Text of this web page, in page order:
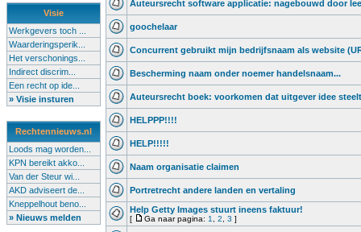
Visie
Werkgevers toch ...
Waarderingsperik...
Het verschonings...
Indirect discrim...
Een recht op ide...
» Visie insturen
Rechtennieuws.nl
Loods mag worden...
KPN bereikt akko...
Van der Steur wi...
AKD adviseert de...
Kneppelhout beno...
» Nieuws melden
Auteursrecht software applicatie: nagebouwd door
goochelaar
Concurrent gebruikt mijn bedrijfsnaam als website
Bescherming naam onder noemer handelsnaam...
Auteursrecht boek: voorkomen dat uitgever idee steelt
HELPPP!!!!
HELP!!!!!
Naam organisatie claimen
Portretrecht andere landen en vertaling
Help Getty Images stuurt ineens faktuur!
[ Ga naar pagina: 1 2 3 ]